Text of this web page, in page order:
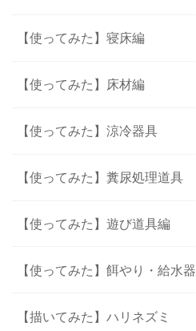
【使ってみた】寝床編
【使ってみた】床材編
【使ってみた】涼冷器具
【使ってみた】糞尿処理道具
【使ってみた】遊び道具編
【使ってみた】餌やり・給水器
【描いてみた】ハリネズミ